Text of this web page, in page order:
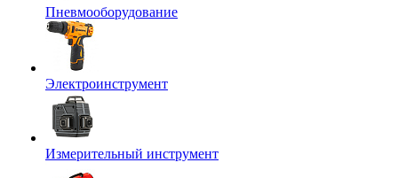
Пневмооборудование
Электроинструмент
Измерительный инструмент